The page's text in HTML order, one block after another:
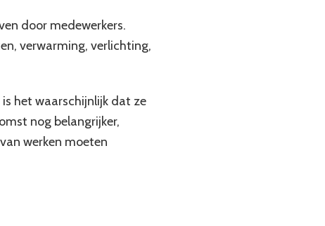
door medewerkers.
verwarming, verlichting,
het waarschijnlijk dat ze
nog belangrijker,
werken moeten